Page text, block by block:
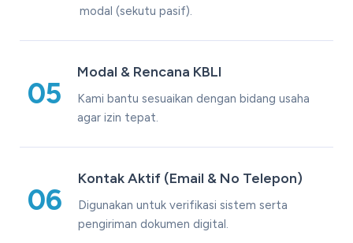
modal (sekutu pasif).
05
Modal & Rencana KBLI
Kami bantu sesuaikan dengan bidang usaha
agar izin tepat.
06
Kontak Aktif (Email & No Telepon)
Digunakan untuk verifikasi sistem serta
pengiriman dokumen digital.